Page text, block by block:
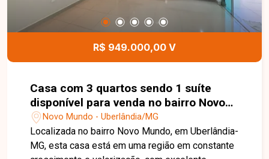
é equipado com elevador, possui estacionamento
frontal para 4 veículos e ampla fachada de
esquina, garantindo excelente visibilidade e
destaque para o seu negócio. Uma oportunidade
moderno, funcional e localizado em uma das
regiões comerciais mais valorizadas de
Uberlândia. Agende uma visita e conheça todo o
potencial deste espaço.
R$ 949.000,00 V
Casa com 3 quartos sendo 1 suíte
disponível para venda no bairro Novo
Mundo em Uberlândia-MG
Novo Mundo - Uberlândia/MG
Localizada no bairro Novo Mundo, em Uberlândia-
MG, esta casa está em uma região em constante